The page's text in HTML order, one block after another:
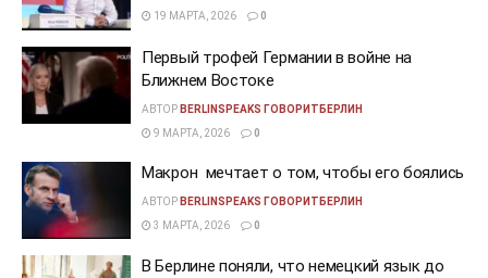
19 МАРТА, 2026
0
Первый трофей Германии в войне на
Ближнем Востоке
АВТОР BERLINSPEAKS ГОВОРИТБЕРЛИН
9 МАРТА, 2026
0
Макрон мечтает о том, чтобы его боялись
АВТОР BERLINSPEAKS ГОВОРИТБЕРЛИН
3 МАРТА, 2026
0
В Берлине поняли, что немецкий язык до